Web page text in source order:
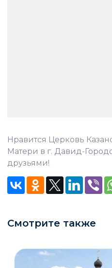
Нравится Церковь
Матери в г. Давид-
друзьями!
Смотрите также